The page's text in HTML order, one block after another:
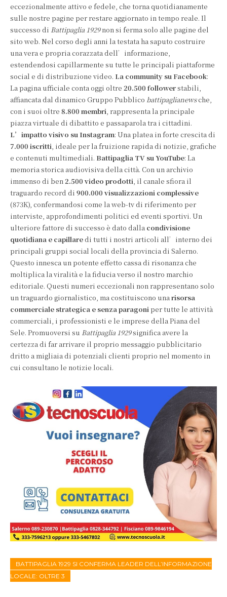
eccezionalmente attivo e fedele, che torna quotidianamente
sulle nostre pagine per restare aggiornato in tempo reale. Il
successo di Battipaglia 1929non si ferma solo alle pagine del
sito web. Nel corso degli anni la testata ha saputo costruire
una vera e propria corazzata dell’informazione,
estendendosi capillarmente su tutte le principali piattaforme
social e di distribuzione video. La community su Facebook:
La pagina ufficiale conta oggi oltre 20.500 followerstabili,
affiancata dal dinamico Gruppo Pubblico battipaglianewsche,
con i suoi oltre 8.800 membri, rappresenta la principale
piazza virtuale di dibattito e passaparola tra i cittadini.
L’impatto visivo su Instagram: Una platea in forte crescita di
7.000 iscritti, ideale per la fruizione rapida di notizie, grafiche
e contenuti multimediali. Battipaglia TV su YouTube: La
memoria storica audiovisiva della città. Con un archivio
immenso di ben2.500 video prodotti, il canale sfiora il
traguardo record di 900.000 visualizzazioni complessive
(873K), confermandosi come la web-tv di riferimento per
interviste, approfondimenti politici ed eventi sportivi. Un
ulteriore fattore di successo è dato dalla condivisione
quotidiana e capillaredi tutti i nostri articoli all’interno dei
principali gruppi social locali della provincia di Salerno.
Questo innesca un potente effetto cassa di risonanza che
moltiplica la viralità e la fiducia verso il nostro marchio
editoriale. Questi numeri eccezionali non rappresentano solo
un traguardo giornalistico, ma costituiscono unarisorsa
commerciale strategica e senza paragoniper tutte le attività
commerciali, i professionisti e le imprese della Piana del
Sele. Promuoversi su Battipaglia 1929significa avere la
certezza di far arrivare il proprio messaggio pubblicitario
dritto a migliaia di potenziali clienti proprio nel momento in
cui consultano le notizie locali.
BATTIPAGLIA 1929 SI CONFERMA LEADER DELL’INFORMAZIONE
LOCALE: OLTRE 3